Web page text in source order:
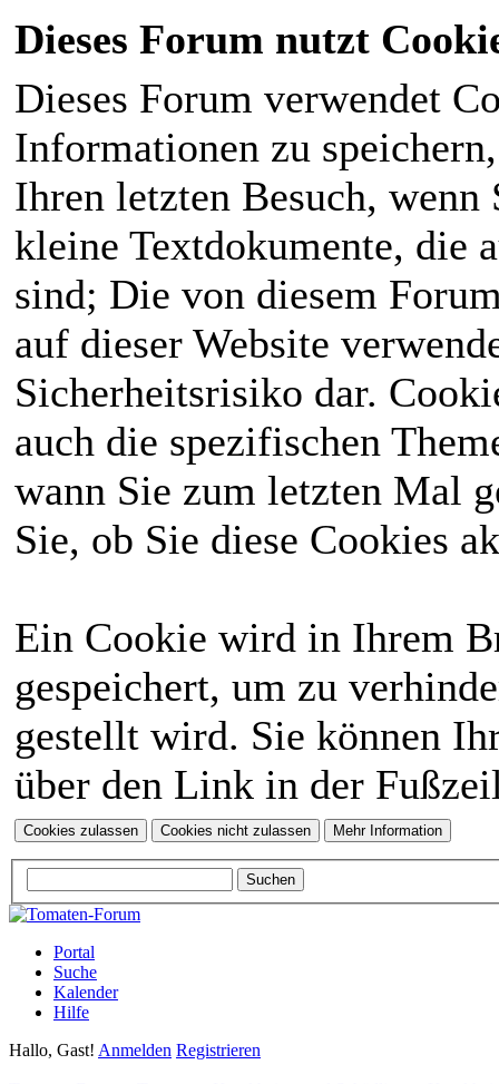
Dieses Forum nutzt
Dieses Forum verwendet
Informationen zu
Ihren letzten Besuch,
kleine Textdokumente, die
sind; Die von diesem
auf dieser Website
Sicherheitsrisiko dar.
auch die spezifischen
wann Sie zum letzten Mal
Sie, ob Sie diese Cookies
Ein Cookie wird in Ihrem
gespeichert, um zu
gestellt wird. Sie können
über den Link in der
Portal
Suche
Kalender
Hilfe
Hallo, Gast! Anmelden Registrieren